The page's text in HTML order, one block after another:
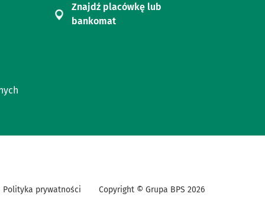
Znajdź placówkę lub
bankomat
Polityka prywatności Copyright © Grupa BPS 2026